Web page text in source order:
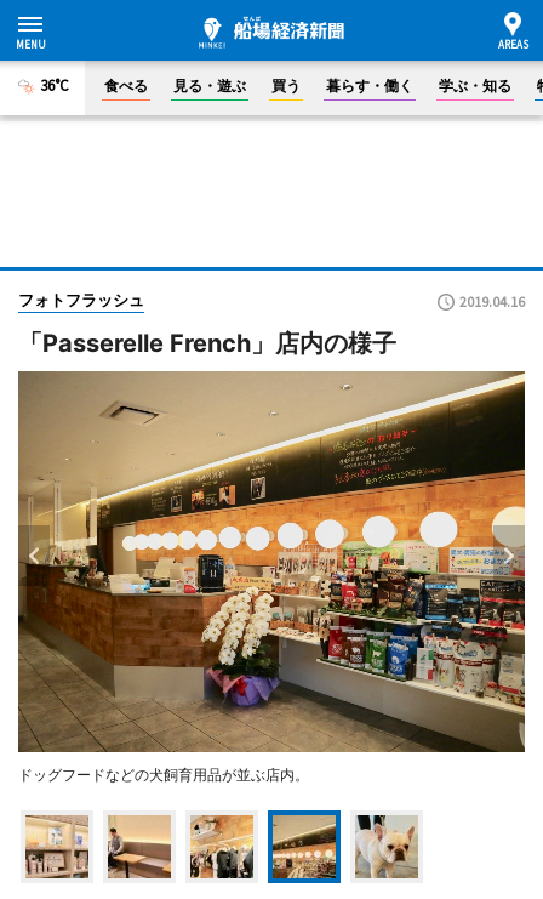
36°C 食べる 見る・遊ぶ 買う 暮らす・働く 学ぶ・知る
フォトフラッシュ 2019.04.16
「Passerelle French」店内の様子
ドッグフードなどの犬飼育用品が並ぶ店内。